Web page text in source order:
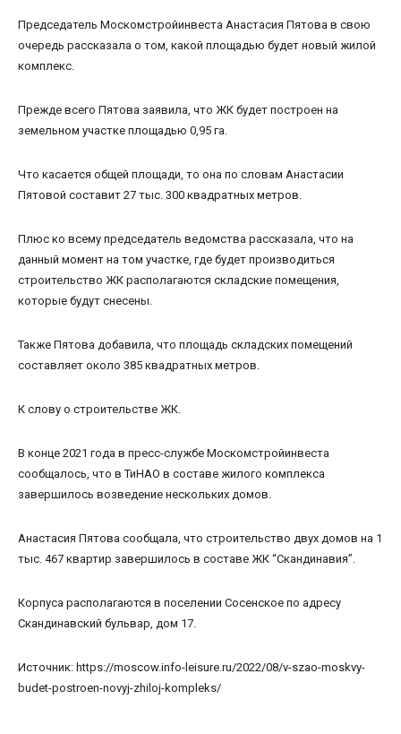
Председатель Москомстройинвеста Анастасия Пятова в свою
очередь рассказала о том, какой площадью будет новый жилой
комплекс.
Прежде всего Пятова заявила, что ЖК будет построен на
земельном участке площадью 0,95 га.
Что касается общей площади, то она по словам Анастасии
Пятовой составит 27 тыс. 300 квадратных метров.
Плюс ко всему председатель ведомства рассказала, что на
данный момент на том участке, где будет производиться
строительство ЖК располагаются складские помещения,
которые будут снесены.
Также Пятова добавила, что площадь складских помещений
составляет около 385 квадратных метров.
К слову о строительстве ЖК.
В конце 2021 года в пресс-службе Москомстройинвеста
сообщалось, что в ТиНАО в составе жилого комплекса
завершилось возведение нескольких домов.
Анастасия Пятова сообщала, что строительство двух домов на 1
тыс. 467 квартир завершилось в составе ЖК “Скандинавия”.
Корпуса располагаются в поселении Сосенское по адресу
Скандинавский бульвар, дом 17.
Источник: https://moscow.info-leisure.ru/2022/08/v-szao-moskvy-
budet-postroen-novyj-zhiloj-kompleks/